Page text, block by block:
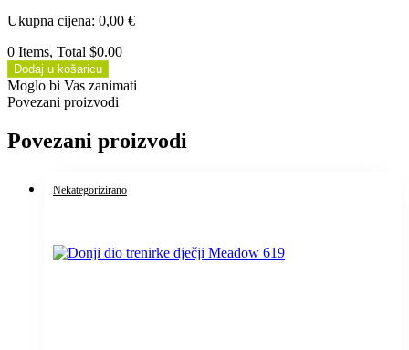
Ukupna cijena: 0,00 €
0 Items, Total $0.00
Dodaj u košaricu
Moglo bi Vas zanimati
Povezani proizvodi
Povezani proizvodi
Nekategorizirano